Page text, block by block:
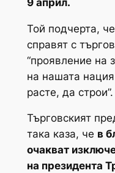
Той подчерта,
справят с
“проявление на
на нашата
расте, да строи”.
Търговският
така каза, че в
очакват
на президента